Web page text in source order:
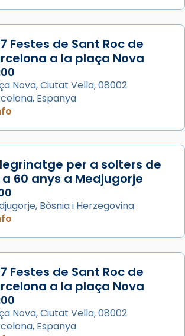
la història de sant Cugat, a
Mitjana sorgeix la tradició
Juliana (“relatiu a Júlia”) i
(“relatiu a Semprònia =
deixebles seves. I l’any 1667, el
Roig, afirma en una obra
són filles de l’antiga Iluro.
les relíq
·
Festes de Sant Roc de
a la plaça Nova
Nova, Ciutat Vella, 08002
Espanya
per a solters de
a 60 anys a Medjugorje
Bòsnia i Herzegovina
Festes de Sant Roc de
a la plaça Nova
Nova, Ciutat Vella, 08002
Espanya